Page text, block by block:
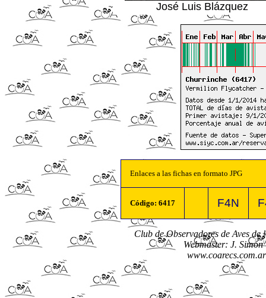
José Luis Blázquez
Enlaces a las fichas en formato JPG
Código: 6417 F4N
Club de Observadores de Aves
Webmaster: J.